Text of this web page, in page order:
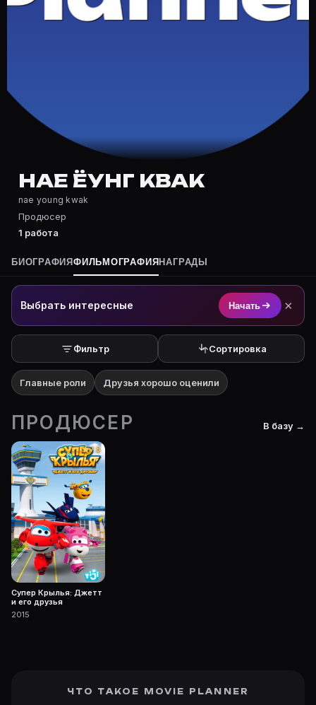
Частые вопросы о Нае Ёунг Квак
Полный список — на Movie Planner: https://movie-
Кто такой(ая) Нае Ёунг Квак?
Нае Ёунг Квак — Продюсер. Биография и роли на
Где открыть фильмографию Нае Ёунг Квак?
На Movie Planner: https://movie-planner.ru/s/
НАЕ ЁУНГ КВАК
nae young kwak
Продюсер
1 работа
БИОГРАФИЯФИЛЬМОГРАФИЯ НАГРАДЫ
Выбрать интересные Начать ×
Фильтр Сортировка
Главные роли Друзья хорошо оценили
ПРОДЮСЕР В базу →
7.8
Супер Крылья: Джетт
и его друзья
2015
ЧТО ТАКОЕ MOVIE PLANNER